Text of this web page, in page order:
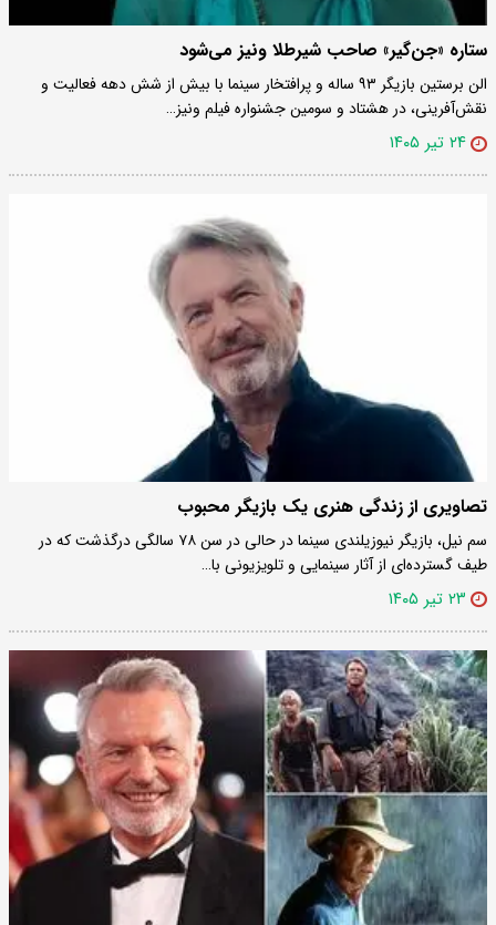
ستاره «جن‌گیر» صاحب شیرطلا ونیز می‌شود
الن برستین بازیگر ۹۳ ساله و پرافتخار سینما با بیش از شش دهه فعالیت و
نقش‌آفرینی، در هشتاد و سومین جشنواره فیلم ونیز…
۲۴ تیر ۱۴۰۵
تصاویری از زندگی هنری یک بازیگر محبوب
سم نیل، بازیگر نیوزیلندی سینما در حالی در سن ۷۸ سالگی درگذشت که در
طیف گسترده‌ای از آثار سینمایی و تلویزیونی با…
۲۳ تیر ۱۴۰۵